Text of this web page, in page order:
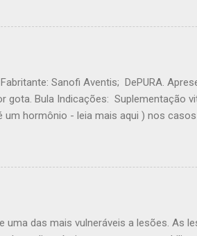
precisa que os fragmentos ósseos
ossos numa posição adequada para
a fratura irá consolidar certa? ( De que
pensam. Após colocar o osso no
Sanofi Aventis; DePURA.
gota. Bula Indicações: Suplementação
hormônio - leia mais aqui ) nos casos
de vitamina D. Sem Vitamina D o
levando a osteomalácia ) Dosagem: a
dose em geral é usado somente
das mais vulneráveis a lesões. As